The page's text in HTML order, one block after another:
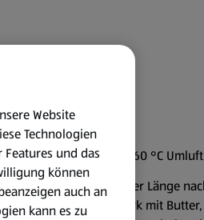
Ober-/Unterhitze oder 160 °C
Vanilleschote der Länge
Vanillemark mit
Website
Technologien
und das
können
auch an
kann es zu